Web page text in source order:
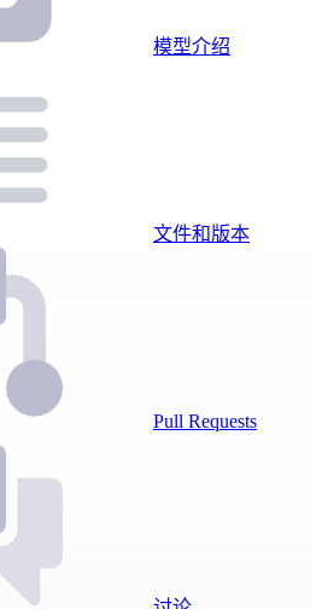
模型介绍
文件和版本
Pull Requests